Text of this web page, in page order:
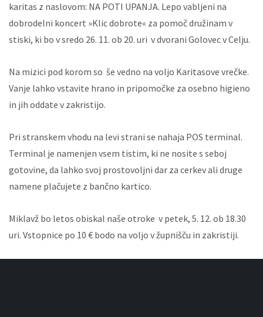
karitas z naslovom: NA POTI UPANJA. Lepo vabljeni na
dobrodelni koncert »Klic dobrote« za pomoč družinam v
stiski, ki bo v sredo 26. 11. ob 20. uri v dvorani Golovec v Celju.
Na mizici pod korom so še vedno na voljo Karitasove vrečke.
Vanje lahko vstavite hrano in pripomočke za osebno higieno
in jih oddate v zakristijo.
Pri stranskem vhodu na levi strani se nahaja POS terminal.
Terminal je namenjen vsem tistim, ki ne nosite s seboj
gotovine, da lahko svoj prostovoljni dar za cerkev ali druge
namene plačujete z bančno kartico.
Miklavž bo letos obiskal naše otroke v petek, 5. 12. ob 18.30
uri. Vstopnice po 10 € bodo na voljo v župnišču in zakristiji.